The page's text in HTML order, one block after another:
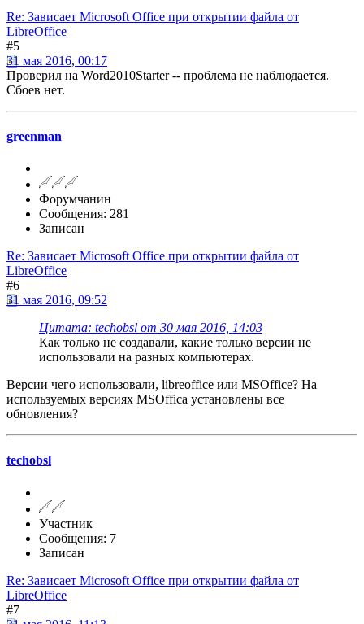
Re: Зависает Microsoft Office при открытии файла от
LibreOffice
#5
31 мая 2016, 00:17
Проверил на Word2010Starter -- проблема не наблюдается.
Сбоев нет.
greenman
Форумчанин
Сообщения: 281
Записан
Re: Зависает Microsoft Office при открытии файла от
LibreOffice
#6
31 мая 2016, 09:52
Цитата: techobsl от 30 мая 2016, 14:03
Как только не создавали, какие только версии не
использовали на разных компьютерах.
Версии чего использовали, libreoffice или MSOffice? На
используемых версиях MSOffica установлены все
обновления?
techobsl
Участник
Сообщения: 7
Записан
Re: Зависает Microsoft Office при открытии файла от
LibreOffice
#7